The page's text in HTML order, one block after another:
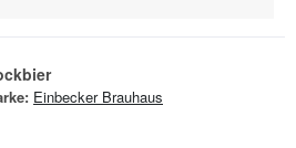
Einbecker Brauhaus